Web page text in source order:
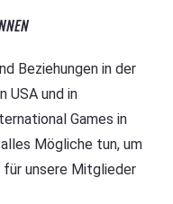
Beziehungen in der
USA und in
Games in
Mögliche tun, um
unsere Mitglieder